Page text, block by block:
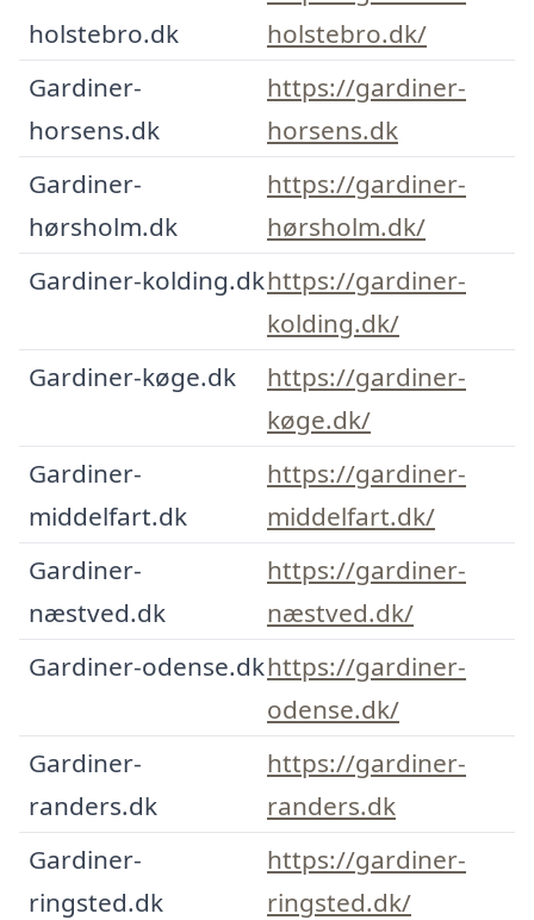
holstebro.dk
holstebro.dk/
Gardiner-
horsens.dk
https://gardiner-
horsens.dk
Gardiner-
hørsholm.dk
https://gardiner-
hørsholm.dk/
Gardiner-kolding.dkhttps://gardiner-
kolding.dk/
Gardiner-køge.dk
https://gardiner-
køge.dk/
Gardiner-
middelfart.dk
https://gardiner-
middelfart.dk/
Gardiner-
næstved.dk
https://gardiner-
næstved.dk/
Gardiner-odense.dkhttps://gardiner-
odense.dk/
Gardiner-
randers.dk
https://gardiner-
randers.dk
Gardiner-
ringsted.dk
https://gardiner-
ringsted.dk/